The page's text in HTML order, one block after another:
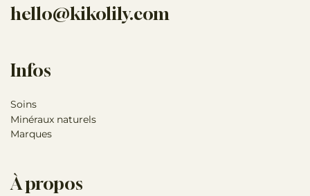
hello@kikolily.com
Infos
Soins
Minéraux naturels
Marques
À propos